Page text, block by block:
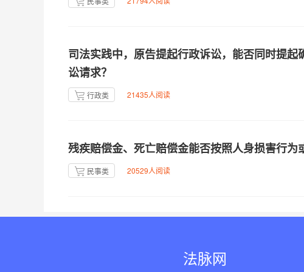
司法实践中，原告提起行政诉讼，能否同时提
讼请求？
行政类 21435人阅读
残疾赔偿金、死亡赔偿金能否按照人身损害行为
民事类 20529人阅读
法脉网